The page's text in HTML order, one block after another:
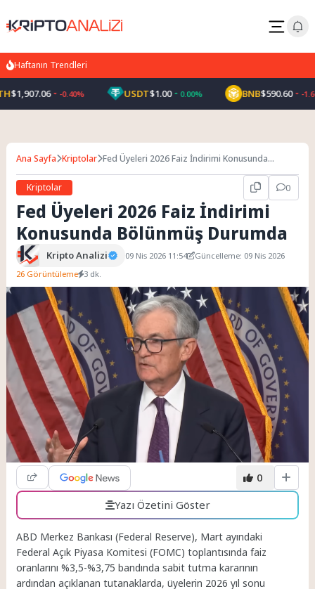
Haftanın Trendleri
-0.40% USDT$1.00 0.00% BNB$590.60 -1.60%
Ana Sayfa Kriptolar Fed Üyeleri 2026 Faiz İndirimi Konusunda
Kriptolar
0
Fed Üyeleri 2026 Faiz İndirimi
Konusunda Bölünmüş Durumda
Kripto Analizi 09 Nis 2026 11:54
Güncelleme: 09 Nis 2026
26 Görüntüleme 3 dk.
0
Yazı Özetini Göster
ABD Merkez Bankası (Federal Reserve), Mart ayındaki
Federal Açık Piyasa Komitesi (FOMC) toplantısında faiz
oranlarını %3,5-%3,75 bandında sabit tutma kararının
ardından açıklanan tutanaklarda, üyelerin 2026 yıl sonu